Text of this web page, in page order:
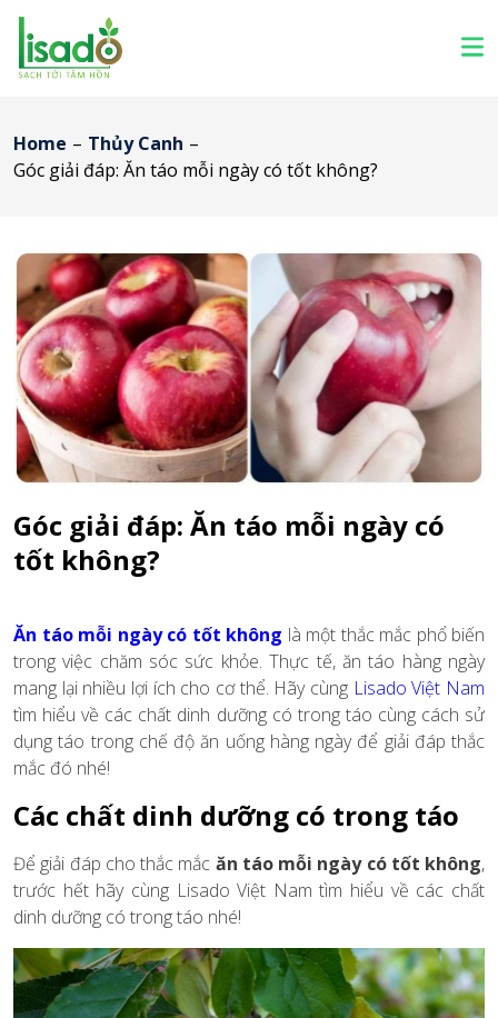
Home – Thủy Canh –
Góc giải đáp: Ăn táo mỗi ngày có tốt không?
Góc giải đáp: Ăn táo mỗi ngày có
tốt không?
Ăn táo mỗi ngày có tốt không là một thắc mắc phổ biến
trong việc chăm sóc sức khỏe. Thực tế, ăn táo hàng ngày
mang lại nhiều lợi ích cho cơ thể. Hãy cùng Lisado Việt Nam
tìm hiểu về các chất dinh dưỡng có trong táo cùng cách sử
dụng táo trong chế độ ăn uống hàng ngày để giải đáp thắc
mắc đó nhé!
Các chất dinh dưỡng có trong táo
Để giải đáp cho thắc mắc ăn táo mỗi ngày có tốt không,
trước hết hãy cùng Lisado Việt Nam tìm hiểu về các chất
dinh dưỡng có trong táo nhé!